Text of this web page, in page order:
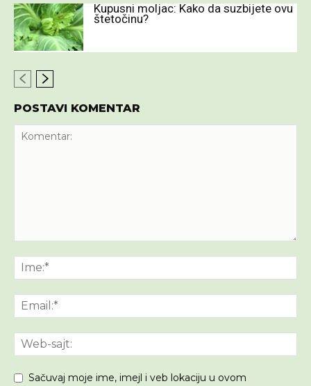
Kupusni moljac: Kako da suzbijete ovu
štetočinu?
POSTAVI KOMENTAR
Sačuvaj moje ime, imejl i veb lokaciju u ovom